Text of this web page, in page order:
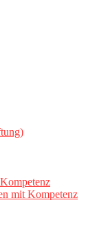
mit Kompetenz